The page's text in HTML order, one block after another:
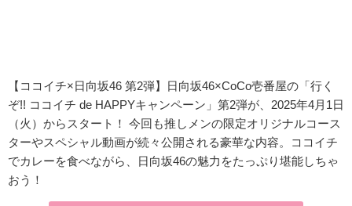
【ココイチ×日向坂46 第2弾】日向坂46×CoCo壱番屋の「行く
ぞ!! ココイチ de HAPPYキャンペーン」第2弾が、2025年4月1日
（火）からスタート！ 今回も推しメンの限定オリジナルコース
ターやスペシャル動画が続々公開される豪華な内容。ココイチ
でカレーを食べながら、日向坂46の魅力をたっぷり堪能しちゃ
おう！